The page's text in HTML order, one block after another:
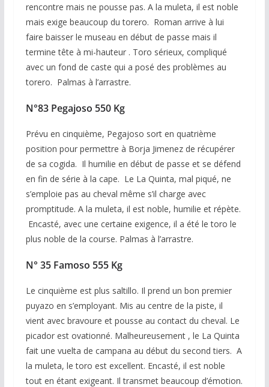
rencontre mais ne pousse pas. A la muleta, il est noble
mais exige beaucoup du torero. Roman arrive à lui
faire baisser le museau en début de passe mais il
termine tête à mi-hauteur . Toro sérieux, compliqué
avec un fond de caste qui a posé des problèmes au
torero. Palmas à l’arrastre.
N°83 Pegajoso 550 Kg
Prévu en cinquième, Pegajoso sort en quatrième
position pour permettre à Borja Jimenez de récupérer
de sa cogida. Il humilie en début de passe et se défend
en fin de série à la cape. Le La Quinta, mal piqué, ne
s’emploie pas au cheval même s’il charge avec
promptitude. A la muleta, il est noble, humilie et répète.
Encasté, avec une certaine exigence, il a été le toro le
plus noble de la course. Palmas à l’arrastre.
N° 35 Famoso 555 Kg
Le cinquième est plus saltillo. Il prend un bon premier
puyazo en s’employant. Mis au centre de la piste, il
vient avec bravoure et pousse au contact du cheval. Le
picador est ovationné. Malheureusement , le La Quinta
fait une vuelta de campana au début du second tiers. A
la muleta, le toro est excellent. Encasté, il est noble
tout en étant exigeant. Il transmet beaucoup d’émotion.